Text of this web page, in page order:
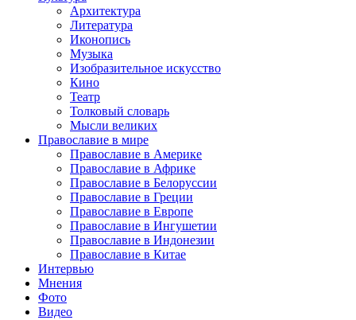
Архитектура
Литература
Иконопись
Музыка
Изобразительное искусство
Кино
Театр
Толковый словарь
Мысли великих
Православие в мире
Православие в Америке
Православие в Африке
Православие в Белоруссии
Православие в Греции
Православие в Европе
Православие в Ингушетии
Православие в Индонезии
Православие в Китае
Интервью
Мнения
Фото
Видео